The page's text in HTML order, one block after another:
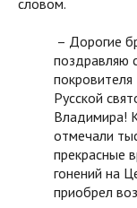
словом.
– Дорогие
поздравляю
Русской
Владимира!
отмечали
прекрасные
гонений на
приобрел